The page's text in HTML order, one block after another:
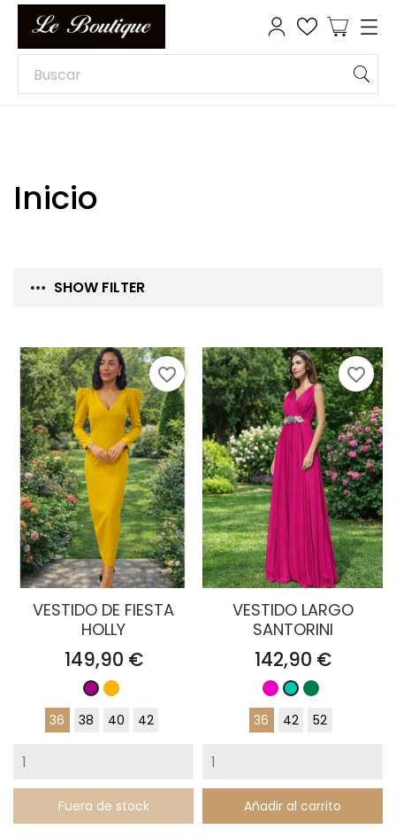
Inicio
SHOW FILTER
VESTIDO DE FIESTA
HOLLY
Precio
149,90 €
Buganvilla
Mostaza
36
38 40 42
Fuera de stock
favorite_border
VESTIDO LARGO
SANTORINI
Precio
142,90 €
FucsiaTurquesa
Verde
Esmeralda
36 42 52
Añadir al carrito
favorite_border